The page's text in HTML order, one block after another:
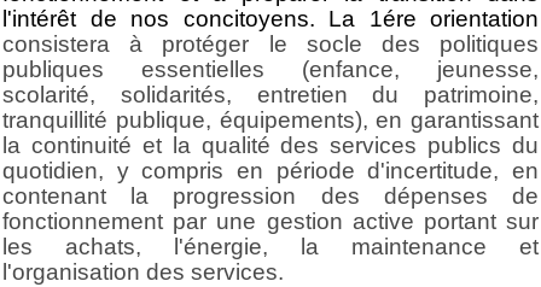
l'intérêt de nos concitoyens. La 1ére orientation
consistera à protéger le socle des politiques
publiques essentielles (enfance, jeunesse,
scolarité, solidarités, entretien du patrimoine,
tranquillité publique, équipements), en garantissant
la continuité et la qualité des services publics du
quotidien, y compris en période d'incertitude, en
contenant la progression des dépenses de
fonctionnement par une gestion active portant sur
les achats, l'énergie, la maintenance et
l'organisation des services.